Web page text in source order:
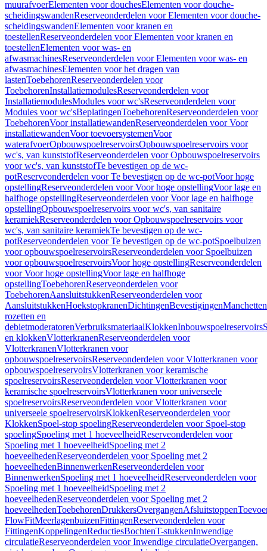
muurafvoerElementen voor douchesElementen voor douche-
scheidingswandenReserveonderdelen voor Elementen voor douche-
scheidingswandenElementen voor kranen en
toestellenReserveonderdelen voor Elementen voor kranen en
toestellenElementen voor was- en
afwasmachinesReserveonderdelen voor Elementen voor was- en
afwasmachinesElementen voor het dragen van
lastenToebehorenReserveonderdelen voor
ToebehorenInstallatiemodulesReserveonderdelen voor
InstallatiemodulesModules voor wc'sReserveonderdelen voor
Modules voor wc'sBeplatingenToebehorenReserveonderdelen voor
ToebehorenVoor installatiewandenReserveonderdelen voor Voor
installatiewandenVoor toevoersystemenVoor
waterafvoerOpbouwspoelreservoirsOpbouwspoelreservoirs voor
wc's, van kunststofReserveonderdelen voor Opbouwspoelreservoirs
voor wc's, van kunststofTe bevestigen op de wc-
potReserveonderdelen voor Te bevestigen op de wc-potVoor hoge
opstellingReserveonderdelen voor Voor hoge opstellingVoor lage en
halfhoge opstellingReserveonderdelen voor Voor lage en halfhoge
opstellingOpbouwspoelreservoirs voor wc's, van sanitaire
keramiekReserveonderdelen voor Opbouwspoelreservoirs voor
wc's, van sanitaire keramiekTe bevestigen op de wc-
potReserveonderdelen voor Te bevestigen op de wc-potSpoelbuizen
voor opbouwspoelreservoirsReserveonderdelen voor Spoelbuizen
voor opbouwspoelreservoirsVoor hoge opstellingReserveonderdelen
voor Voor hoge opstellingVoor lage en halfhoge
opstellingToebehorenReserveonderdelen voor
ToebehorenAansluitstukkenReserveonderdelen voor
AansluitstukkenHoekstopkranenDichtingenBevestigingenManchetten
rozetten en
debietmoderatorenVerbruiksmateriaalKlokkenInbouwspoelreservoirs
en klokkenVlotterkranenReserveonderdelen voor
VlotterkranenVlotterkranen voor
opbouwspoelreservoirsReserveonderdelen voor Vlotterkranen voor
opbouwspoelreservoirsVlotterkranen voor keramische
spoelreservoirsReserveonderdelen voor Vlotterkranen voor
keramische spoelreservoirsVlotterkranen voor universeele
spoelreservoirsReserveonderdelen voor Vlotterkranen voor
universeele spoelreservoirsKlokkenReserveonderdelen voor
KlokkenSpoel-stop spoelingReserveonderdelen voor Spoel-stop
spoelingSpoeling met 1 hoeveelheidReserveonderdelen voor
Spoeling met 1 hoeveelheidSpoeling met 2
hoeveelhedenReserveonderdelen voor Spoeling met 2
hoeveelhedenBinnenwerkenReserveonderdelen voor
BinnenwerkenSpoeling met 1 hoeveelheidReserveonderdelen voor
Spoeling met 1 hoeveelheidSpoeling met 2
hoeveelhedenReserveonderdelen voor Spoeling met 2
hoeveelhedenToebehorenDrukkersOvergangenAfsluitstoppen
FlowFitMeerlagenbuizenFittingenReserveonderdelen voor
FittingenKoppelingenReductiesBochtenT-stukkenInwendige
circulatieReserveonderdelen voor Inwendige circulatieOvergangen,